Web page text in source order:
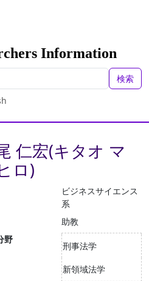
Information
検索
仁宏(キタオ マ
ロ)
ビジネスサイエンス
系
助教
野
刑事法学
新領域法学